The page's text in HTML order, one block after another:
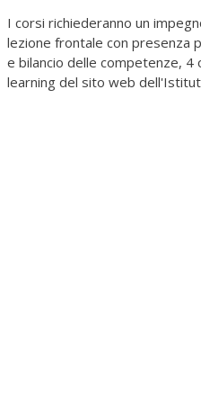
I corsi richiederanno un
lezione frontale con presenza
e bilancio delle competenze, 4
learning del sito web